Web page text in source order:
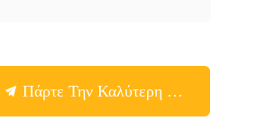
Πάρτε Την Καλύτερη Τιμή